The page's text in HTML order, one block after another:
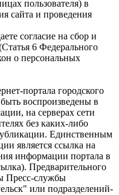
пользователя) в
сайта и проведения
согласие на сбор и
6 Федерального
о персональных
портала городского
воспроизведены в
на серверах сети
без каких-либо
Единственным
является ссылка на
информации портала в
Предварительного
Пресс-службы
или подразделений-